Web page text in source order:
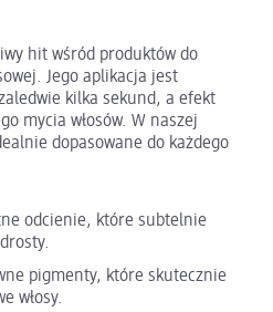
hit wśród produktów do
Jego aplikacja jest
kilka sekund, a efekt
mycia włosów. W naszej
dopasowane do każdego
odcienie, które subtelnie
pigmenty, które skutecznie
włosy.